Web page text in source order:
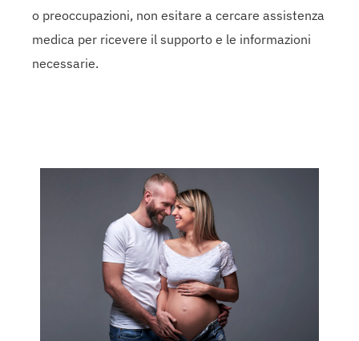
o preoccupazioni, non esitare a cercare assistenza
medica per ricevere il supporto e le informazioni
necessarie.